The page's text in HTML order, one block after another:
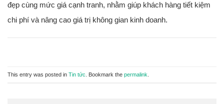
đẹp cùng mức giá cạnh tranh, nhằm giúp khách hàng tiết kiệm
chi phí và nâng cao giá trị không gian kinh doanh.
This entry was posted in Tin tức . Bookmark the permalink